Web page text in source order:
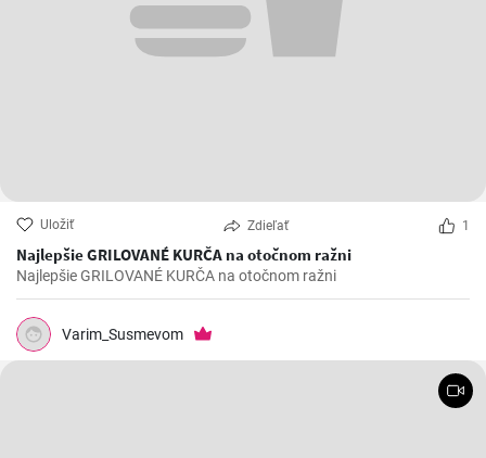
Uložiť Zdieľať 1
Najlepšie GRILOVANÉ KURČA na otočnom ražni
Najlepšie GRILOVANÉ KURČA na otočnom ražni
Varim_Susmevom